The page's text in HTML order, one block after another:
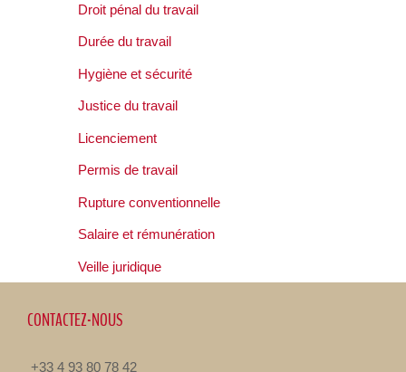
Droit pénal du travail
Durée du travail
Hygiène et sécurité
Justice du travail
Licenciement
Permis de travail
Rupture conventionnelle
Salaire et rémunération
Veille juridique
CONTACTEZ-NOUS
+33 4 93 80 78 42